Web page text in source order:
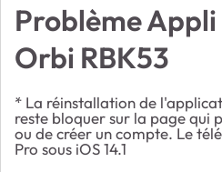
Problème
Orbi RBK53
* La réinstallation de
reste bloquer sur la page qui
ou de créer un compte. Le
Pro sous iOS 14.1